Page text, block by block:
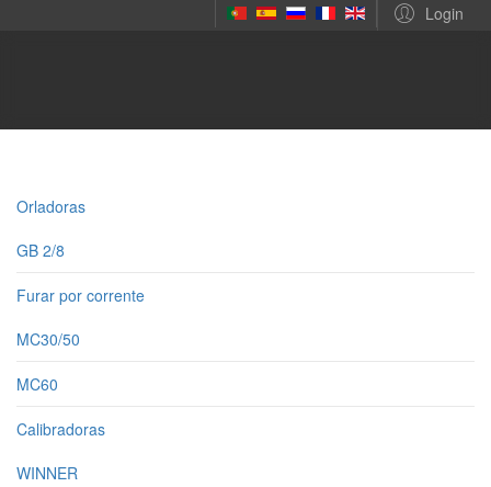
Login
Orladoras
GB 2/8
Furar por corrente
MC30/50
MC60
Calibradoras
WINNER